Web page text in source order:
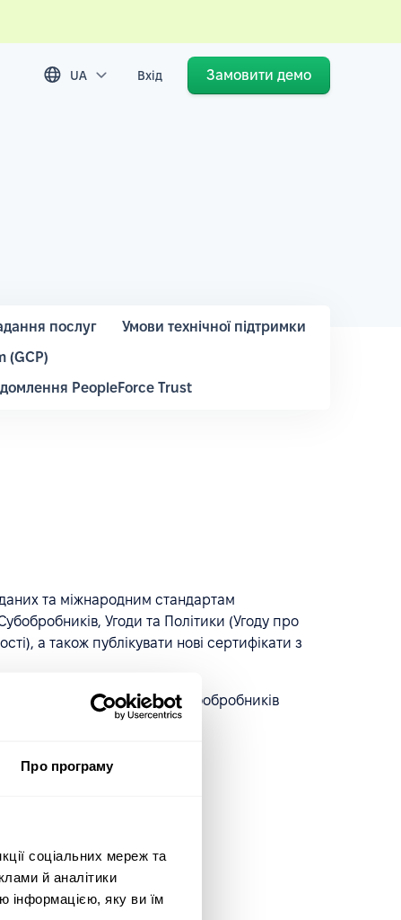
Про програму
соціальних мереж та
й аналітики
інформацією, яку ви їм
UA Вхід Замовити демо
послуг
Умови технічної підтримки
(GCP)
PeopleForce Trust
та міжнародним стандартам
Угоди та Політики (Угоду про
а також публікувати нові сертифікати з
про зміни у списку Субобробників